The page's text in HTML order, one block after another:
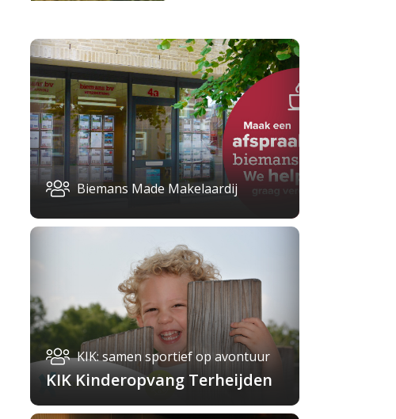
Biemans Made Makelaardij
KIK: samen sportief op avontuur
KIK Kinderopvang Terheijden